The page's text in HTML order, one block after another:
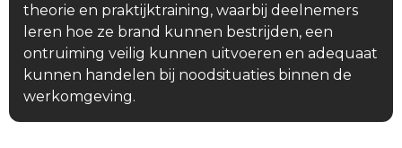
theorie en praktijktraining, waarbij deelnemers
leren hoe ze brand kunnen bestrijden, een
ontruiming veilig kunnen uitvoeren en adequaat
kunnen handelen bij noodsituaties binnen de
werkomgeving.